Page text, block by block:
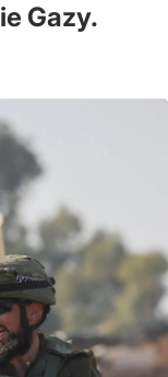
Gazy.